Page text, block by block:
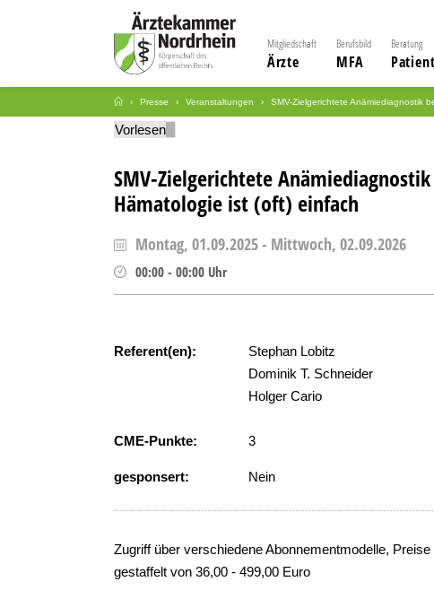
Mitgliedschaft
Ärzte
Berufsbild
MFA
Beratung
Presse Veranstaltungen SMV-Zielgerichtete Anämiediagnostik
Vorlesen
SMV-Zielgerichtete
Hämatologie ist (oft) einfach
Montag, 01.09.2025- Mittwoch, 02.09.2026
00:00 - 00:00 Uhr
Referent(en):
Stephan Lobitz
Dominik T. Schneider
Holger Cario
CME-Punkte: 3
gesponsert: Nein
Zugriff über verschiedene Abonnementmodelle, Preise
gestaffelt von 36,00 - 499,00 Euro